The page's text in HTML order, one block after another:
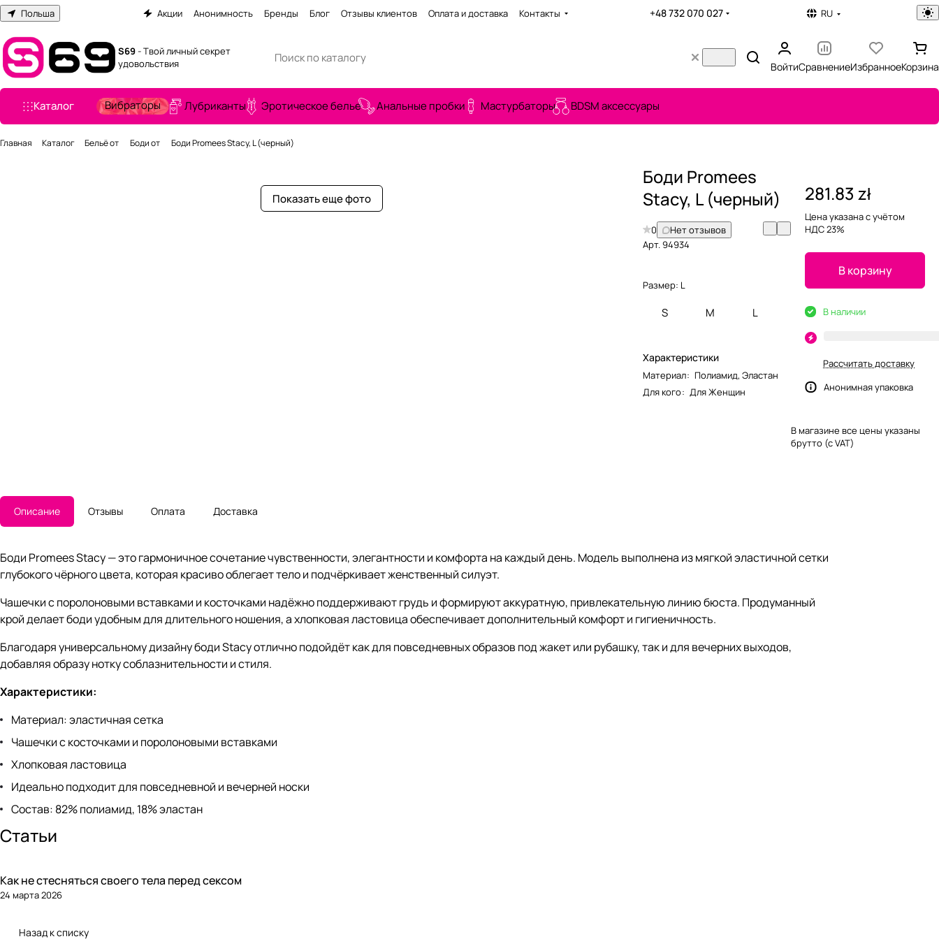
Польша Акции Анонимность Бренды Блог Отзывы клиентов Оплата и доставка Контакты +48 732 070 027 RU
S69- Твой личный секрет
удовольствия
ВойтиСравнениеИзбранноеКорзина
Каталог Вибраторы Лубриканты Эротическое белье Анальные пробки Мастурбаторы BDSM аксессуары
Главная Каталог Бельё от Боди от Боди Promees Stacy, L (черный)
Показать еще фото
Боди Promees
Stacy, L (черный)
0
Нет отзывов
Арт.94934
Размер: L
S M L
Характеристики
Материал: Полиамид, Эластан
Для кого: Для Женщин
281.83 zł
Цена указана с учётом
НДС 23%
В корзину
В наличии
Рассчитать доставку
Анонимная упаковка
В магазине все цены указаны
брутто (с VAT)
Описание Отзывы Оплата Доставка
Боди Promees Stacy — это гармоничное сочетание чувственности, элегантности и комфорта на каждый день. Модель выполнена из мягкой эластичной сетки
глубокого чёрного цвета, которая красиво облегает тело и подчёркивает женственный силуэт.
Чашечки с поролоновыми вставками и косточками надёжно поддерживают грудь и формируют аккуратную, привлекательную линию бюста. Продуманный
крой делает боди удобным для длительного ношения, а хлопковая ластовица обеспечивает дополнительный комфорт и гигиеничность.
Благодаря универсальному дизайну боди Stacy отлично подойдёт как для повседневных образов под жакет или рубашку, так и для вечерних выходов,
добавляя образу нотку соблазнительности и стиля.
Характеристики:
Материал: эластичная сетка
Чашечки с косточками и поролоновыми вставками
Хлопковая ластовица
Идеально подходит для повседневной и вечерней носки
Состав: 82% полиамид, 18% эластан
Статьи
Как не стесняться своего тела перед сексом
24 марта 2026
Назад к списку